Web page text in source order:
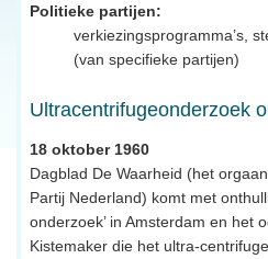
Politieke partijen:
verkiezingsprogramma’s,
(van specifieke partijen)
Ultracentrifugeonderzoek
18 oktober 1960
Dagblad De Waarheid (het
Partij Nederland) komt met
onderzoek’ in Amsterdam en het
Kistemaker die het ultra-